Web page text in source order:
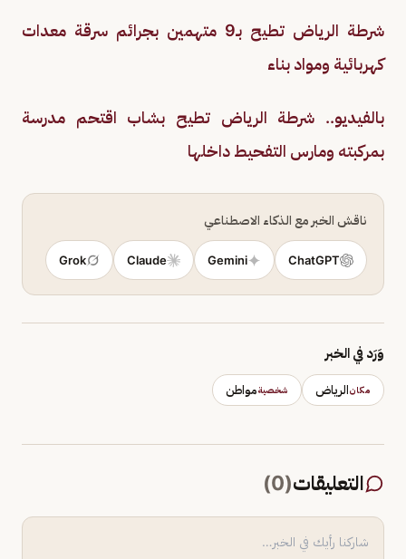
شرطة الرياض تطيح بـ9 متهمين بجرائم سرقة معدات
كهربائية ومواد بناء
بالفيديو.. شرطة الرياض تطيح بشاب اقتحم مدرسة
بمركبته ومارس التفحيط داخلها
ناقش الخبر مع الذكاء الاصطناعي
ChatGPT
Gemini
Claude
Grok
وَرَد في الخبر
مكانالرياض شخصيةمواطن
التعليقات(
0
)